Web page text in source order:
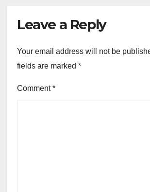
Leave a Reply
Your email address will not be
fields are marked *
Comment*